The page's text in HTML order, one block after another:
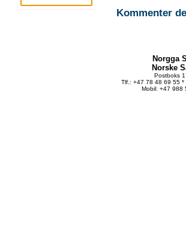
Kommenter
Norgga
Norske
Postboks
Tlf.: +47 78 48 69 55
Mobil: +47 988